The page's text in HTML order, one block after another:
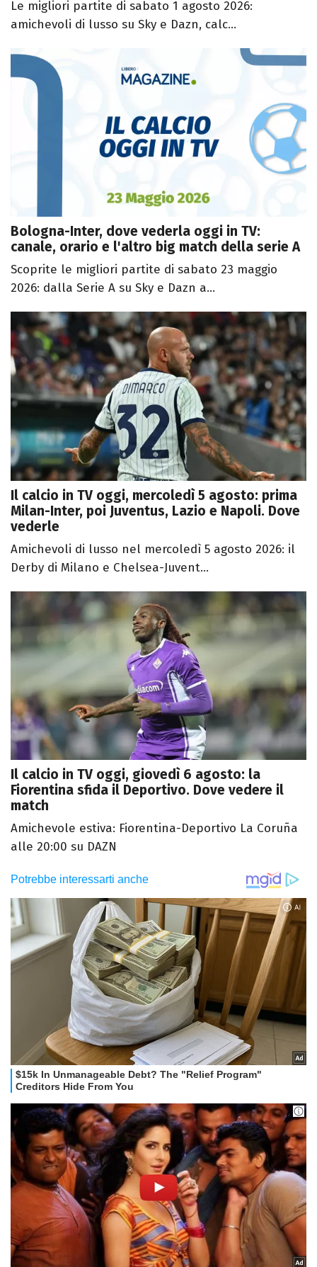
Le migliori partite di sabato 1 agosto 2026:
amichevoli di lusso su Sky e Dazn, calc...
Bologna-Inter, dove vederla oggi in TV:
canale, orario e l'altro big match della serie A
Scoprite le migliori partite di sabato 23 maggio
2026: dalla Serie A su Sky e Dazn a...
Il calcio in TV oggi, mercoledì 5 agosto: prima
Milan-Inter, poi Juventus, Lazio e Napoli. Dove
vederle
Amichevoli di lusso nel mercoledì 5 agosto 2026: il
Derby di Milano e Chelsea-Juvent...
Il calcio in TV oggi, giovedì 6 agosto: la
Fiorentina sfida il Deportivo. Dove vedere il
match
Amichevole estiva: Fiorentina-Deportivo La Coruña
alle 20:00 su DAZN